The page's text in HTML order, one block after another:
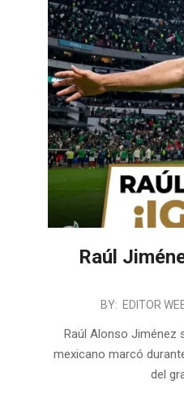
Raúl
BY: EDITOR
Raúl Alonso Jiménez
mexicano marcó
del